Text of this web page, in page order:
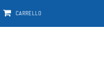
CARRELLO